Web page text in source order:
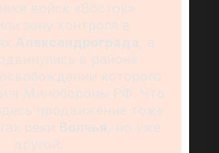
войск «Восток»
зону контроля в
Александрограда, а
в районе
которого
в Минобороны РФ. Что
продвижение тоже
реки Волчья, но уже
другой.